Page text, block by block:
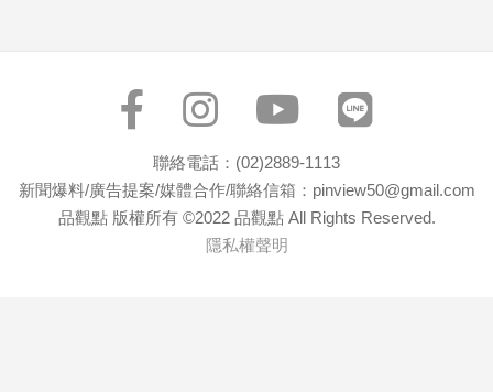
推
聯絡電話：(02)2889-1113
新聞爆料/廣告提案/媒體合作/聯絡信箱：pinview50@gmail.com
品觀點 版權所有 ©2022 品觀點 All Rights Reserved.
隱私權聲明